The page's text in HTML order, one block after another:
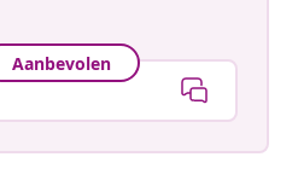
Aanbevolen